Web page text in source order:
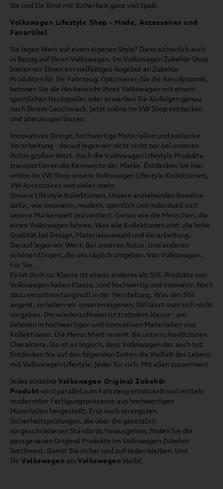
Sie und Ihr Kind mit Sicherheit ganz viel Spaß.
Volkswagen Lifestyle Shop - Mode, Accessoires und
Fanartikel
Sie legen Wert auf einen eigenen Style? Dann sicherlich auch
in Bezug auf Ihren Volkswagen. Im Volkswagen Zubehör Shop
bieten wir Ihnen ein vielfältiges Angebot an Zubehör
Produkten für Ihr Fahrzeug. Optimieren Sie die Aerodynamik,
betonen Sie die Heckansicht Ihres Volkswagen mit einem
sportlichen Heckspoiler oder erwerben Sie Alufelgen genau
nach Ihrem Geschmack. Jetzt online im VW Shop entdecken
und überzeugen lassen.
Innovatives Design, hochwertige Materialien und exklusive
Verarbeitung - darauf legen wir nicht nicht nur bei unseren
Autos großen Wert. Auch die Volkswagen Lifestyle Produkte
transportieren die Kernwerte der Marke. Entdecken Sie hier
online im VW Shop unsere Volkswagen Lifestyle Kollektionen,
VW Accessoires und vieles mehr.
Unsere Lifestyle Kollektionen. Unsere anziehenden Beweise
dafür, wie innovativ, modern, sportlich und individuell sich
unsere Markenwelt präsentiert. Genau wie die Menschen, die
einen Volkswagen fahren. Was alle Kollektionen eint: die hohe
Qualität bei Design, Materialauswahl und Verarbeitung.
Darauf legen wir Wert. Bei unseren Autos. Und anderen
schönen Dingen, die uns täglich umgeben. Von Volkswagen.
Für Sie.
Es ist doch so: Klasse ist etwas anderes als Stil. Produkte von
Volkswagen haben Klasse, sind hochwertig und innovativ. Noch
dazu verantwortungsvoll in der Herstellung. Was den Stil
angeht, so haben wir unseren eigenen; Stil lässt man sich nicht
vorgeben. Ihn wiederzufinden ist trotzdem klasse - am
liebsten in hochwertigen und innovativen Materialien und
Kollektionen. Die Menschheit vereint die unterschiedlichsten
Charaktere. Da ist es logisch, dass Volkswagen das auch tut.
Entdecken Sie auf den folgenden Seiten die Vielfalt des Lebens
mit Volkswagen Lifestyle. Jeder für sich. Mit allen zusammen!
Jedes einzelne Volkswagen Original Zubehör
Produkt wird parallel zum Fahrzeug entwickelt und mittels
modernster Fertigungsprozesse aus hochwertigen
Materialien hergestellt. Erst nach strengsten
Sicherheitsprüfungen, die über die gesetzlich
vorgeschriebenen Standards hinausgehen, finden Sie die
passgenauen Original Produkte im Volkswagen Zubehör
Sortiment. Damit Sie sicher und zufrieden bleiben. Und
Ihr Volkswagen ein Volkswagen bleibt.